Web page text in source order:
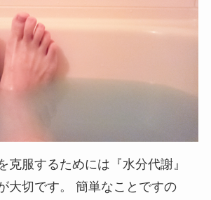
克服するためには『水分代謝』
大切です。 簡単なことですの